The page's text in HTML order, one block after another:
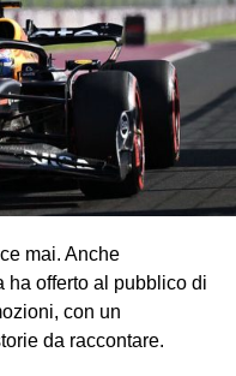
mai. Anche
ha offerto al pubblico di
con un
da raccontare.